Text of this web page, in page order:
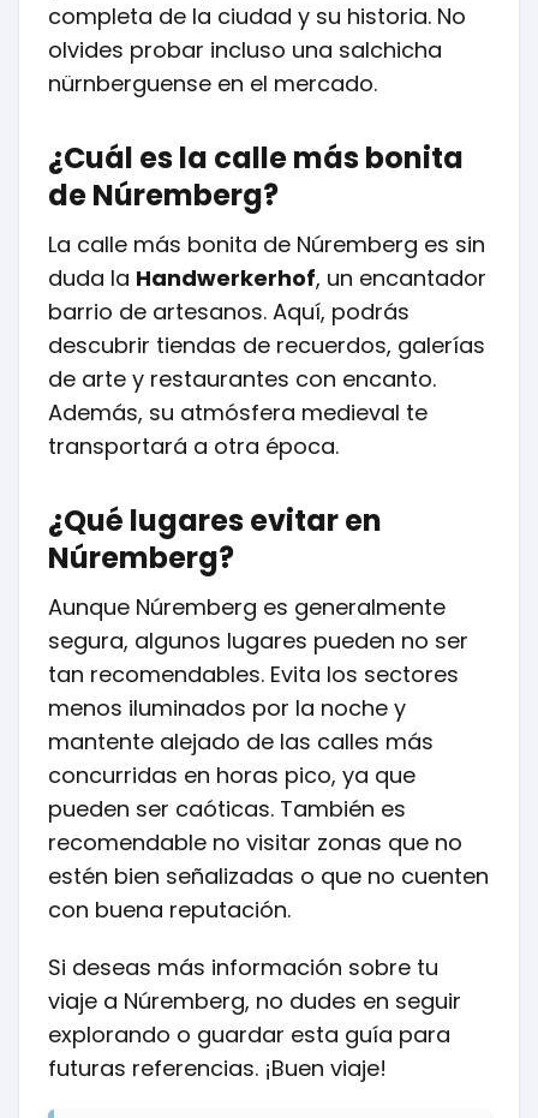
completa de la ciudad y su historia. No
olvides probar incluso una salchicha
nürnberguense en el mercado.
¿Cuál es la calle más bonita
de Núremberg?
La calle más bonita de Núremberg es sin
duda la Handwerkerhof, un encantador
barrio de artesanos. Aquí, podrás
descubrir tiendas de recuerdos, galerías
de arte y restaurantes con encanto.
Además, su atmósfera medieval te
transportará a otra época.
¿Qué lugares evitar en
Núremberg?
Aunque Núremberg es generalmente
segura, algunos lugares pueden no ser
tan recomendables. Evita los sectores
menos iluminados por la noche y
mantente alejado de las calles más
concurridas en horas pico, ya que
pueden ser caóticas. También es
recomendable no visitar zonas que no
estén bien señalizadas o que no cuenten
con buena reputación.
Si deseas más información sobre tu
viaje a Núremberg, no dudes en seguir
explorando o guardar esta guía para
futuras referencias. ¡Buen viaje!